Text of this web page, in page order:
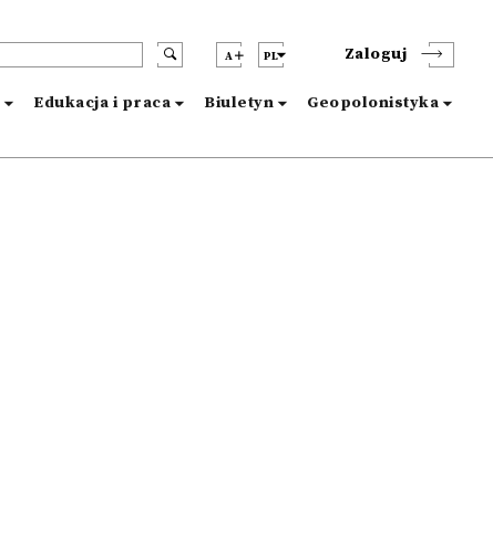
A PL Zaloguj
Edukacja i praca Biuletyn Geopolonistyka